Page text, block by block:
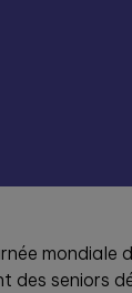
mondiale
des seniors